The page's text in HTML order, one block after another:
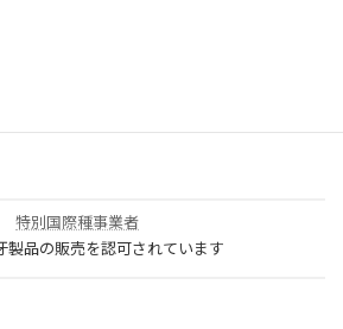
特別国際種事業者
製品の販売を認可されています